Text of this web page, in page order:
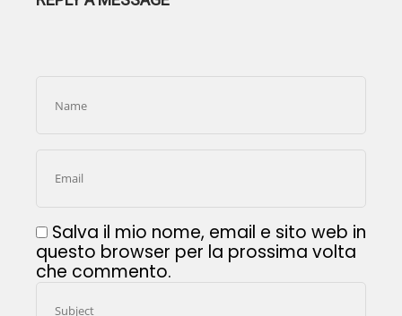
Salva il mio nome, email e sito web in
questo browser per la prossima volta
che commento.